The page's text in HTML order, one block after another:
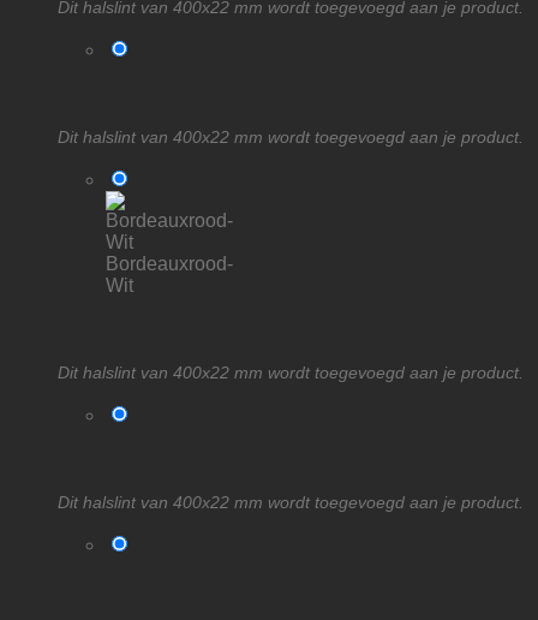
Dit halslint van 400x22 mm wordt toegevoegd aan je product.
Dit halslint van 400x22 mm wordt toegevoegd aan je product.
Bordeauxrood-
Wit
Dit halslint van 400x22 mm wordt toegevoegd aan je product.
Dit halslint van 400x22 mm wordt toegevoegd aan je product.